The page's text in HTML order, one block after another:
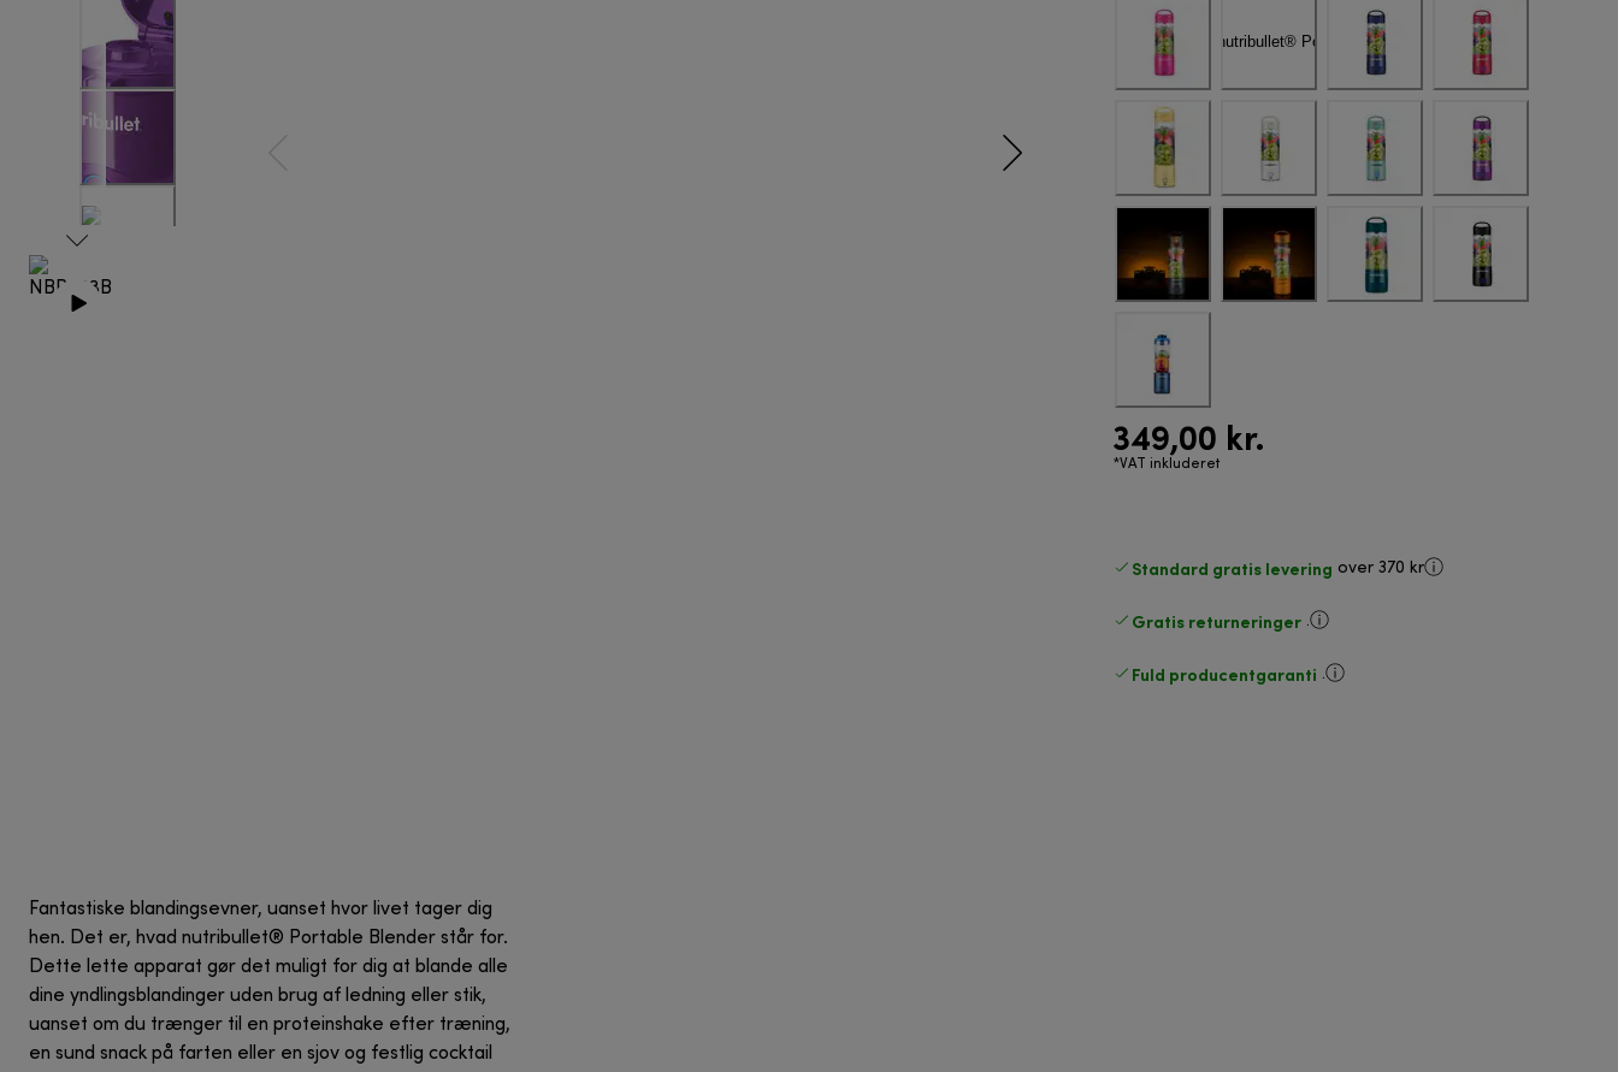
349,00 kr.
*VAT inkluderet
Standard gratis levering over 370 kr
Gratis returneringer .
Fuld producentgaranti .
Fantastiske blandingsevner, uanset hvor livet tager dig
hen. Det er, hvad nutribullet® Portable Blender står for.
Dette lette apparat gør det muligt for dig at blande alle
dine yndlingsblandinger uden brug af ledning eller stik,
uanset om du trænger til en proteinshake efter træning,
en sund snack på farten eller en sjov og festlig cocktail